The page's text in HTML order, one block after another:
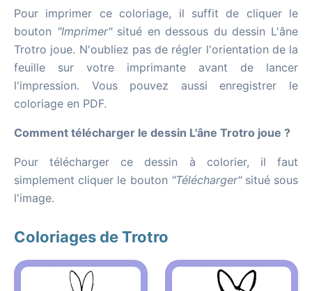
Pour imprimer ce coloriage, il suffit de cliquer le
bouton "Imprimer"situé en dessous du dessin L'âne
Trotro joue. N'oubliez pas de régler l'orientation de la
feuille sur votre imprimante avant de lancer
l'impression. Vous pouvez aussi enregistrer le
coloriage en PDF.
Comment télécharger le dessin L'âne Trotro joue ?
Pour télécharger ce dessin à colorier, il faut
simplement cliquer le bouton "Télécharger"situé sous
l'image.
Coloriages de Trotro